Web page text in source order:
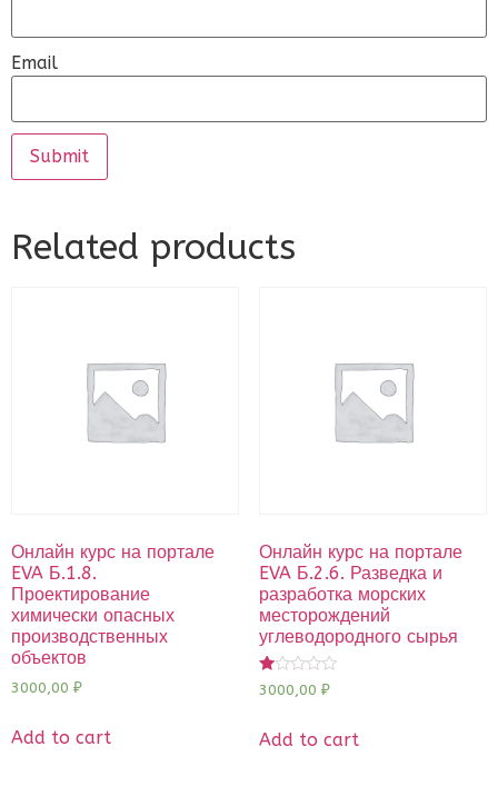
Email
Related products
Онлайн курс на портале
EVA Б.1.8.
Проектирование
химически опасных
производственных
объектов
3000,00 ₽
Add to cart
Онлайн курс на портале
EVA Б.2.6. Разведка и
разработка морских
месторождений
углеводородного сырья
Rated
of
5
3000,00 ₽
Add to cart